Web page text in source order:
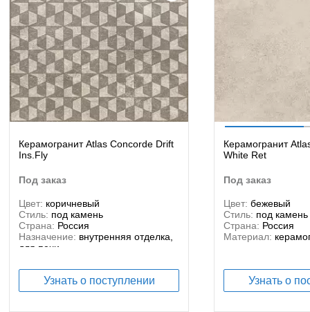
Керамогранит Atlas Concorde Drift
Ins.Fly
под заказ
Цвет: коричневый
Стиль: под камень
Страна: Россия
Назначение: внутренняя отделка,
для печи
Узнать о поступлении
Керамогранит
White Ret
под заказ
Цвет: бежевый
Стиль: под камень
Страна: Россия
Материал:
Узнать о